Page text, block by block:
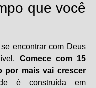
que você
encontrar com Deus
Comece com 15
por mais vai crescer
é construída em